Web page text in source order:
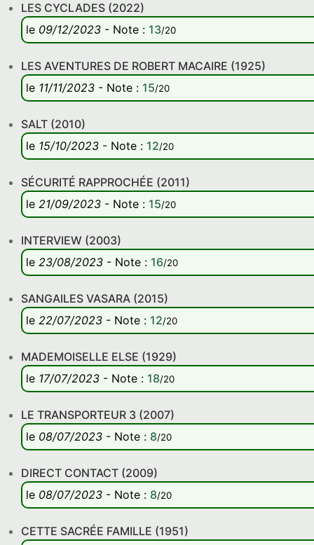
LES CYCLADES (2022)
le 09/12/2023 - Note : 13/20
LES AVENTURES DE ROBERT MACAIRE (1925)
le 11/11/2023 - Note : 15/20
SALT (2010)
le 15/10/2023 - Note : 12/20
SÉCURITÉ RAPPROCHÉE (2011)
le 21/09/2023 - Note : 15/20
INTERVIEW (2003)
le 23/08/2023 - Note : 16/20
SANGAILES VASARA (2015)
le 22/07/2023 - Note : 12/20
MADEMOISELLE ELSE (1929)
le 17/07/2023 - Note : 18/20
LE TRANSPORTEUR 3 (2007)
le 08/07/2023 - Note : 8/20
DIRECT CONTACT (2009)
le 08/07/2023 - Note : 8/20
CETTE SACRÉE FAMILLE (1951)